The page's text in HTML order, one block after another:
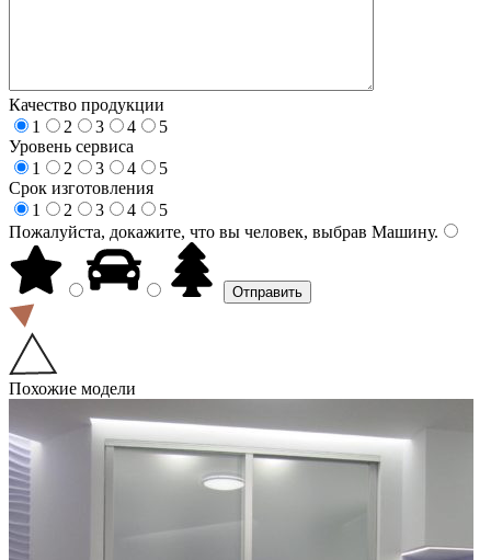
Качество продукции
1
2 3 4
5
Уровень сервиса
1
2 3 4
5
Срок изготовления
1
2 3 4
5
Пожалуйста, докажите, что вы человек, выбрав Машину.
Похожие модели